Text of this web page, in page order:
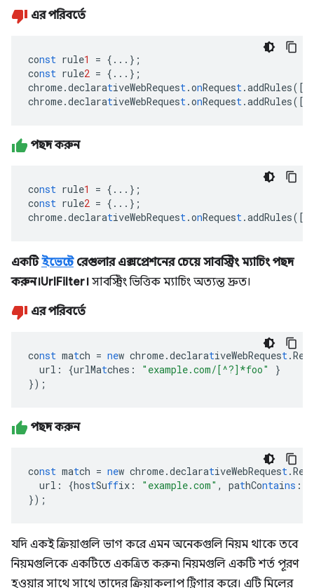
এর পরিবর্তে
const rule1 = { ... } ;
const rule2 = { ... } ;
chrome.declarativeWebRequest.onRequest.addRules( [
chrome.declarativeWebRequest.onRequest.addRules( [
পছন্দ করুন
const rule1 = { ... } ;
const rule2 = { ... } ;
chrome.declarativeWebRequest.onRequest.addRules( [
একটিইভেন্টেরেগুলার এক্সপ্রেশনের চেয়ে সাবস্ট্রিং ম্যাচিং পছন্দ
করুন।UrlFilter। সাবস্ট্রিং ভিত্তিক ম্যাচিং অত্যন্ত দ্রুত।
এর পরিবর্তে
const match = new chrome.declarativeWebRequest
url : {urlMatches : "example.com/[^?]*foo"
}
});
পছন্দ করুন
const match = new chrome.declarativeWebRequest
url : {hostSuffix : "example.com" , pathContains :
});
যদি একই ক্রিয়াগুলি ভাগ করে এমন অনেকগুলি নিয়ম থাকে তবে
নিয়মগুলিকে একটিতে একত্রিত করুন৷ নিয়মগুলি একটি শর্ত পূরণ
হওয়ার সাথে সাথে তাদের ক্রিয়াকলাপ ট্রিগার করে। এটি মিলের